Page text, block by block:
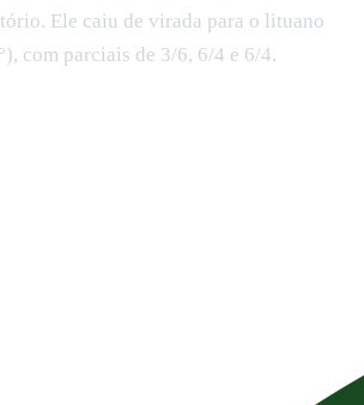
Ele caiu de virada para o lituano
com parciais de 3/6, 6/4 e 6/4.